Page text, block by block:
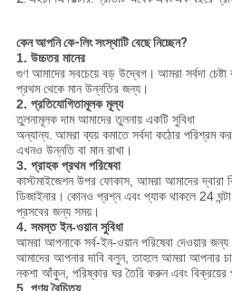
কেন আপনি কে-লিং সংস্থাটি বেছে নিচ্ছেন?
1. উচ্চতর মানের
গুণ আমাদের সবচেয়ে বড় উদ্বেগ। আমরা সর্বদা চেষ্টা
প্রথম থেকে মান উন্নতির জন্য।
2. প্রতিযোগিতামূলক মূল্য
তুলনামূলক দাম আমাদের তুলনায় একটি সুবিধা
অন্যান্য. আমরা ব্যয় কমাতে সর্বদা কঠোর পরিশ্রম
এখনও উন্নতি বা মান রাখা।
3. গ্রাহক প্রথম পরিষেবা
কাস্টমাইজেশন উপর ফোকাস, আমরা আমাদের দ্বারা
ডিজাইনার। কোনও প্রশ্ন এবং প্যাক থাকলে 24 ঘন্টা
প্রসবের জন্য সময়।
4. সমস্ত ইন-ওয়ান সুবিধা
আমরা আপনাকে সর্ব-ইন-ওয়ান পরিষেবা দেওয়ার জন্য
আমাদের আপনার দাবি বলুন, তাহলে আমরা আপনার
নকশা আঁকুন, পরিষ্কার ঘর তৈরি করুন এবং বিক্রয়ের